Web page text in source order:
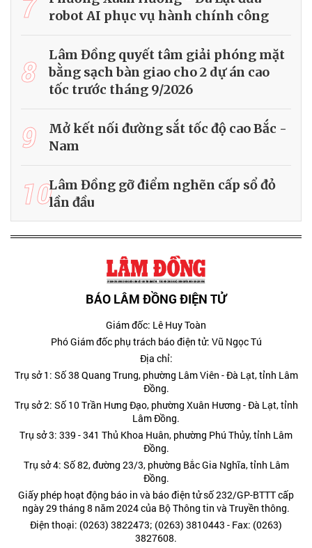
robot AI phục vụ hành chính công
8
Lâm Đồng quyết tâm giải phóng mặt
bằng sạch bàn giao cho 2 dự án cao
tốc trước tháng 9/2026
9
Mở kết nối đường sắt tốc độ cao Bắc -
Nam
10Lâm Đồng gỡ điểm nghẽn cấp sổ đỏ
lần đầu
BÁO LÂM ĐỒNG ĐIỆN TỬ
Giám đốc: Lê Huy Toàn
Phó Giám đốc phụ trách báo điện tử: Vũ Ngọc Tú
Địa chỉ:
Trụ sở 1: Số 38 Quang Trung, phường Lâm Viên - Đà Lạt, tỉnh Lâm
Đồng.
Trụ sở 2: Số 10 Trần Hưng Đạo, phường Xuân Hương - Đà Lạt, tỉnh
Lâm Đồng.
Trụ sở 3: 339 - 341 Thủ Khoa Huân, phường Phú Thủy, tỉnh Lâm
Đồng.
Trụ sở 4: Số 82, đường 23/3, phường Bắc Gia Nghĩa, tỉnh Lâm
Đồng.
Giấy phép hoạt động báo in và báo điện tử số 232/GP-BTTT cấp
ngày 29 tháng 8 năm 2024 của Bộ Thông tin và Truyền thông.
Điện thoại: (0263) 3822473; (0263) 3810443 - Fax: (0263)
3827608.